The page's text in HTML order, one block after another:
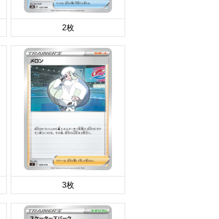
2枚
3枚